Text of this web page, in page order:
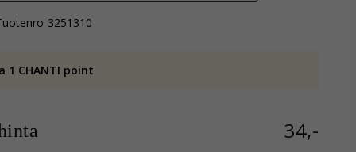
3251310
1 CHANTI point
34,-